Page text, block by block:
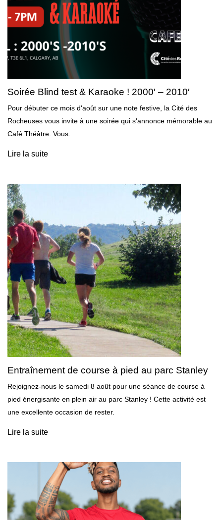
Soirée Blind test & Karaoke ! 2000′ – 2010′
Pour débuter ce mois d'août sur une note festive, la Cité des
Rocheuses vous invite à une soirée qui s'annonce mémorable au
Café Théâtre. Vous.
Lire la suite
Entraînement de course à pied au parc Stanley
Rejoignez-nous le samedi 8 août pour une séance de course à
pied énergisante en plein air au parc Stanley ! Cette activité est
une excellente occasion de rester.
Lire la suite